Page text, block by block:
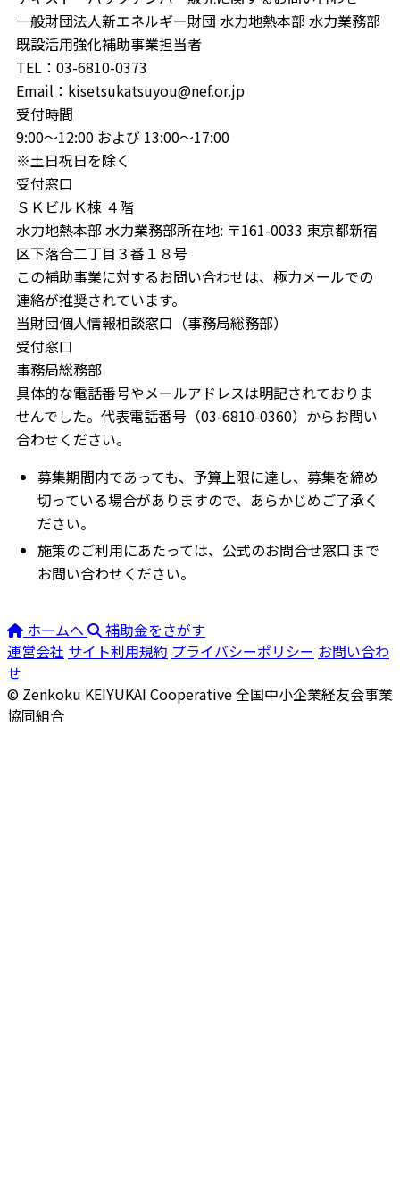
一般財団法人新エネルギー財団 水力地熱本部 水力業務部
既設活用強化補助事業担当者
TEL：03-6810-0373
Email：kisetsukatsuyou@nef.or.jp
受付時間
9:00～12:00 および 13:00～17:00
※土日祝日を除く
受付窓口
ＳＫビルＫ棟 ４階
水力地熱本部 水力業務部所在地: 〒161-0033 東京都新宿
区下落合二丁目３番１８号
この補助事業に対するお問い合わせは、極力メールでの
連絡が推奨されています。
当財団個人情報相談窓口（事務局総務部）
受付窓口
事務局総務部
具体的な電話番号やメールアドレスは明記されておりま
せんでした。代表電話番号（03-6810-0360）からお問い
合わせください。
募集期間内であっても、予算上限に達し、募集を締め
切っている場合がありますので、あらかじめご了承く
ださい。
施策のご利用にあたっては、公式のお問合せ窓口まで
お問い合わせください。
ホームへ
補助金をさがす
運営会社 サイト利用規約 プライバシーポリシー お問い合わ
せ
© Zenkoku KEIYUKAI Cooperative全国中小企業経友会事業
協同組合